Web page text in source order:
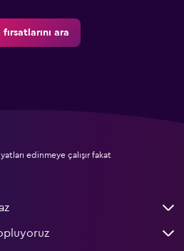
ara
edinmeye çalışır fakat